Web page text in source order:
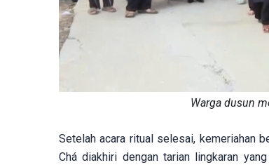
Warga dusun
Setelah acara ritual selesai, kemeriahan
Chá diakhiri dengan tarian lingkaran